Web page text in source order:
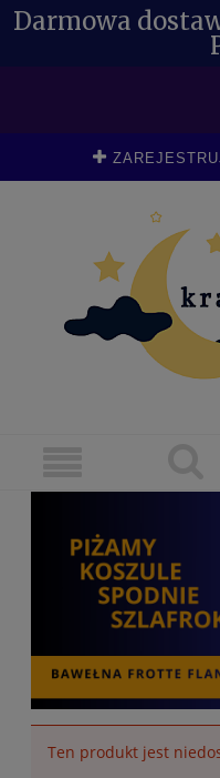
Darmowa
Ten produkt jest